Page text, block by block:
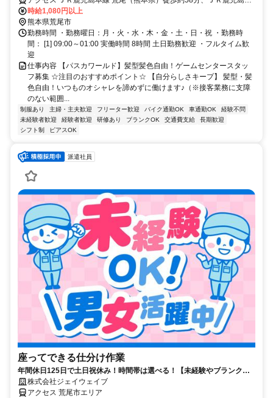
線 南荒尾東口徒歩約62分、ＪＲ鹿児島本線 大牟田東口徒歩約73分
時給1,080円以上
熊本県荒尾市
勤務時間 ・勤務曜日：月・火・水・木・金・土・日・祝 ・勤務時
間： [1] 09:00～01:00 実働時間 8時間 土日勤務歓迎 ・フルタイム歓
迎
仕事内容 【パスカワールド】髪型髪色自由！ゲームセンタースタッ
フ募集 ☆注目のおすすめポイント☆ 【自分らしさキープ】 髪型・髪
色自由！いつものオシャレを諦めずに働けます♪（※接客業務に支障
のない範囲...
制服あり 主婦・主夫歓迎 フリーター歓迎 バイク通勤OK 車通勤OK
経験不問
未経験者歓迎
経験者歓迎 研修あり ブランクOK 交通費支給
長期歓迎
シフト制
ピアスOK
派遣社員
座ってできる仕分け作業
年間休日125日で土日祝休み！時間帯は選べる！【未経験やブランクあ
りも歓迎】座り作業で簡単チェック
株式会社ジェイウェイブ
アクセス 荒尾市エリア